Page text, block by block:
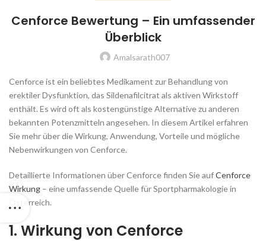
Cenforce Bewertung – Ein umfassender
Überblick
Amalsarath007
Cenforce ist ein beliebtes Medikament zur Behandlung von
erektiler Dysfunktion, das Sildenafilcitrat als aktiven Wirkstoff
enthält. Es wird oft als kostengünstige Alternative zu anderen
bekannten Potenzmitteln angesehen. In diesem Artikel erfahren
Sie mehr über die Wirkung, Anwendung, Vorteile und mögliche
Nebenwirkungen von Cenforce.
Detaillierte Informationen über Cenforce finden Sie aufCenforce
Wirkung – eine umfassende Quelle für Sportpharmakologie in
Österreich.
1. Wirkung von Cenforce